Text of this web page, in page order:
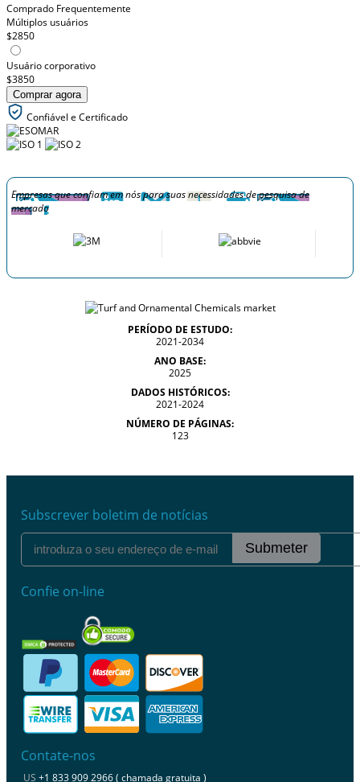
Comprado Frequentemente
Múltiplos usuários
$2850
Usuário corporativo
$3850
Comprar agora
Confiável e Certificado
Empresas que confiam em nós para suas necessidades de pesquisa de
mercado
PERÍODO DE ESTUDO:
2021-2034
ANO BASE:
2025
DADOS HISTÓRICOS:
2021-2024
NÚMERO DE PÁGINAS:
123
Subscrever boletim de notícias
Submeter
Confie on-line
Contate-nos
US +1 833 909 2966 ( chamada gratuita )